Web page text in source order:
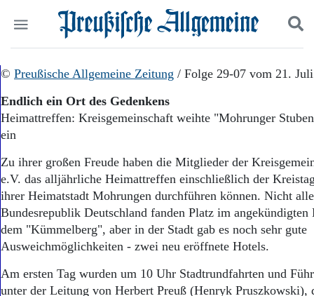
Start
Politik
Wirtschaft
Panorama
Geschichte
Ostpreußen
Pommern
Berlin-Brandenburg
Schlesien
Danzig und Westpreußen
Suchen und finden
© Preußische Allgemeine Zeitung / Folge 29-07 vom 21.
Endlich ein Ort des Gedenkens
Heimattreffen: Kreisgemeinschaft weihte "Mohrunger
ein
Zu ihrer großen Freude haben die Mitglieder der
e.V. das alljährliche Heimattreffen einschließlich der
ihrer Heimatstadt Mohrungen durchführen können. Nicht
Bundesrepublik Deutschland fanden Platz im
dem "Kümmelberg", aber in der Stadt gab es noch sehr gute
Ausweichmöglichkeiten - zwei neu eröffnete Hotels.
Am ersten Tag wurden um 10 Uhr Stadtrundfahrten und
unter der Leitung von Herbert Preuß (Henryk Pruszkowski),